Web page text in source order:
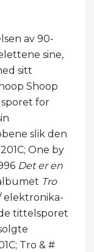
av 90-
sine,
sitt
Shoop
for
slik den
One by
Det er en
Tro
elektronika-
tittelsporet
Tro & #